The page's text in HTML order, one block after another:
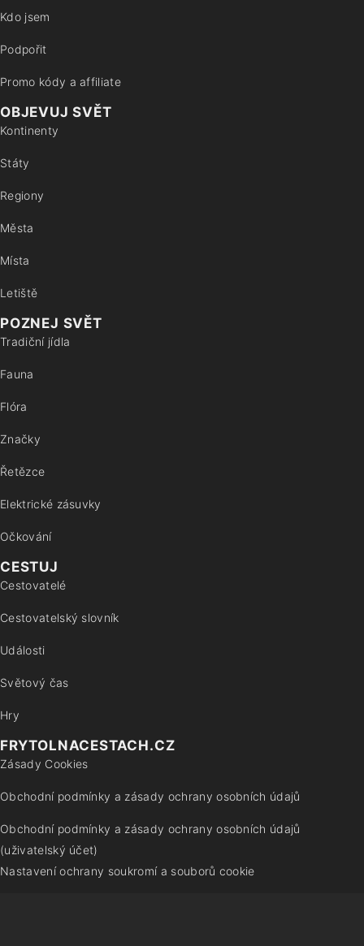
Kdo jsem
Podpořit
Promo kódy a affiliate
OBJEVUJ SVĚT
Kontinenty
Státy
Regiony
Města
Místa
Letiště
POZNEJ SVĚT
Tradiční jídla
Fauna
Flóra
Značky
Řetězce
Elektrické zásuvky
Očkování
CESTUJ
Cestovatelé
Cestovatelský slovník
Události
Světový čas
Hry
FRYTOLNACESTACH.CZ
Zásady Cookies
Obchodní podmínky a zásady ochrany osobních údajů
Obchodní podmínky a zásady ochrany osobních údajů
(uživatelský účet)
Nastavení ochrany soukromí a souborů cookie